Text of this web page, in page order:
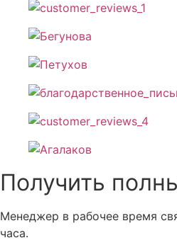
Получить
Менеджер в рабочее время
часа.